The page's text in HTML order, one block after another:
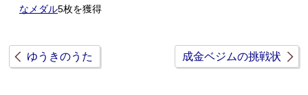
なメダル5枚を獲得
ゆうきのうた 成金ベジムの挑戦状